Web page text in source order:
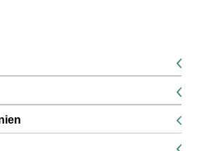
Street Suites 200 & 300
45, 680 George Street, Sydney, NSW
Lewisham High Street, 1 boden